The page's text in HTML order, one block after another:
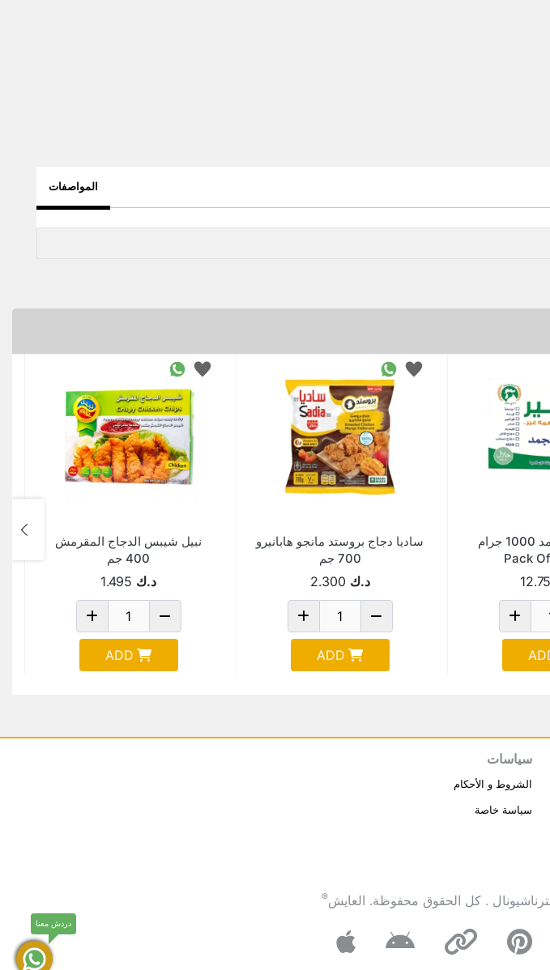
المواصفات
الخير دجاج مجمد 1000 جرام
ساديا دجاج بروستد مانجو هابانيرو
700 جم
د.ك 2.300
ADD
نبيل شيبس الدجاج المقرمش
400 جم
د.ك 1.495
ADD
سياسات
الشروط و الأحكام
سياسة خاصة
العايش®
دردش معنا